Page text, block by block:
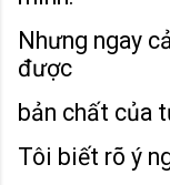
Nhưng ngay
được
bản chất của
Tôi biết rõ ý